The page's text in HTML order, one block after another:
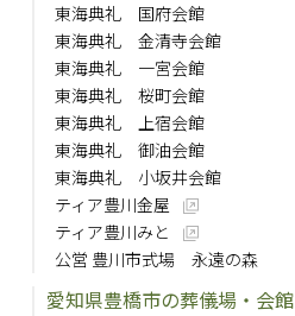
東海典礼 国府会館
東海典礼 金清寺会館
東海典礼 一宮会館
東海典礼 桜町会館
東海典礼 上宿会館
東海典礼 御油会館
東海典礼 小坂井会館
ティア豊川金屋
ティア豊川みと
公営 豊川市式場 永遠の森
愛知県豊橋市の葬儀場・会館